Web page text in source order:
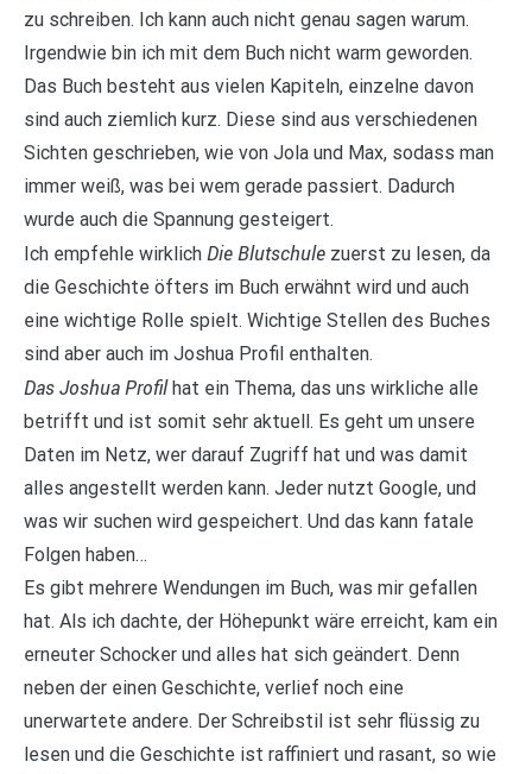
zu schreiben. Ich kann auch nicht genau sagen warum.
Irgendwie bin ich mit dem Buch nicht warm geworden.
Das Buch besteht aus vielen Kapiteln, einzelne davon
sind auch ziemlich kurz. Diese sind aus verschiedenen
Sichten geschrieben, wie von Jola und Max, sodass man
immer weiß, was bei wem gerade passiert. Dadurch
wurde auch die Spannung gesteigert.
Ich empfehle wirklich Die Blutschule zuerst zu lesen, da
die Geschichte öfters im Buch erwähnt wird und auch
eine wichtige Rolle spielt. Wichtige Stellen des Buches
sind aber auch im Joshua Profil enthalten.
Das Joshua Profilhat ein Thema, das uns wirkliche alle
betrifft und ist somit sehr aktuell. Es geht um unsere
Daten im Netz, wer darauf Zugriff hat und was damit
alles angestellt werden kann. Jeder nutzt Google, und
was wir suchen wird gespeichert. Und das kann fatale
Folgen haben…
Es gibt mehrere Wendungen im Buch, was mir gefallen
hat. Als ich dachte, der Höhepunkt wäre erreicht, kam ein
erneuter Schocker und alles hat sich geändert. Denn
neben der einen Geschichte, verlief noch eine
unerwartete andere. Der Schreibstil ist sehr flüssig zu
lesen und die Geschichte ist raffiniert und rasant, so wie